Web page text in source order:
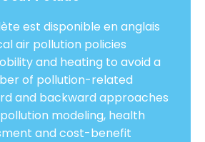
est disponible en anglais
air pollution policies
and heating to avoid a
of pollution-related
and backward approaches
modeling, health
and cost-benefit